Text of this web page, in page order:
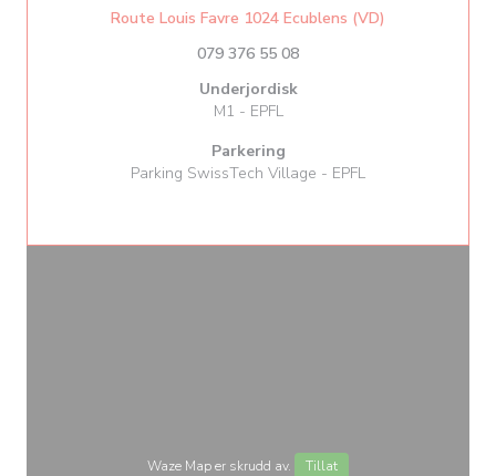
Route Louis Favre 1024 Ecublens (VD)
079 376 55 08
Underjordisk
M1 - EPFL
Parkering
Parking SwissTech Village - EPFL
Waze Map er skrudd av. Tillat